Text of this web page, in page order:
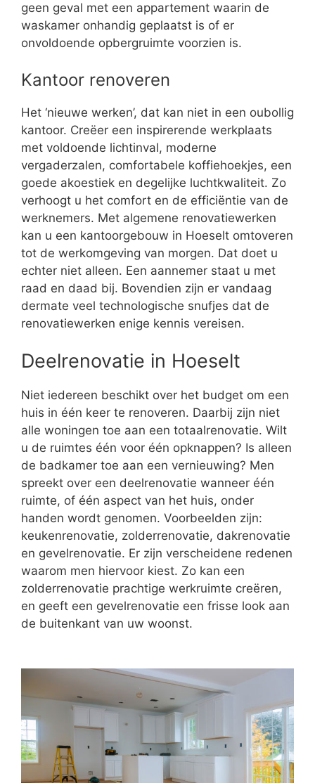
geen geval met een appartement waarin de
waskamer onhandig geplaatst is of er
onvoldoende opbergruimte voorzien is.
Kantoor renoveren
Het ‘nieuwe werken’, dat kan niet in een oubollig
kantoor. Creëer een inspirerende werkplaats
met voldoende lichtinval, moderne
vergaderzalen, comfortabele koffiehoekjes, een
goede akoestiek en degelijke luchtkwaliteit. Zo
verhoogt u het comfort en de efficiëntie van de
werknemers. Met algemene renovatiewerken
kan u een kantoorgebouw in Hoeselt omtoveren
tot de werkomgeving van morgen. Dat doet u
echter niet alleen. Een aannemer staat u met
raad en daad bij. Bovendien zijn er vandaag
dermate veel technologische snufjes dat de
renovatiewerken enige kennis vereisen.
Deelrenovatie in Hoeselt
Niet iedereen beschikt over het budget om een
huis in één keer te renoveren. Daarbij zijn niet
alle woningen toe aan een totaalrenovatie. Wilt
u de ruimtes één voor één opknappen? Is alleen
de badkamer toe aan een vernieuwing? Men
spreekt over een deelrenovatie wanneer één
ruimte, of één aspect van het huis, onder
handen wordt genomen. Voorbeelden zijn:
keukenrenovatie, zolderrenovatie, dakrenovatie
en gevelrenovatie. Er zijn verscheidene redenen
waarom men hiervoor kiest. Zo kan een
zolderrenovatie prachtige werkruimte creëren,
en geeft een gevelrenovatie een frisse look aan
de buitenkant van uw woonst.